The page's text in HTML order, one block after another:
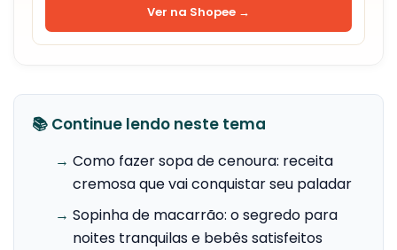
Ver na Shopee →
📚 Continue lendo neste tema
→ Como fazer sopa de cenoura: receita
cremosa que vai conquistar seu paladar
→ Sopinha de macarrão: o segredo para
noites tranquilas e bebês satisfeitos